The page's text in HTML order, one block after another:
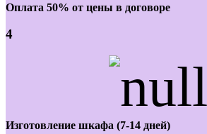
Оплата 50% от цены в договоре
4
Изготовление шкафа (7-14 дней)